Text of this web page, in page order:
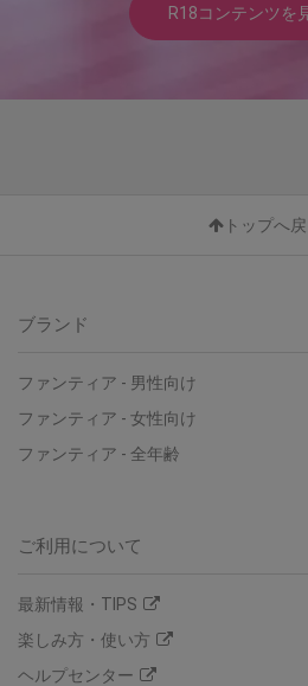
R18コンテンツを
トップへ戻
ブランド
ファンティア - 男性向け
ファンティア - 女性向け
ファンティア - 全年齢
ご利用について
最新情報・TIPS
楽しみ方・使い方
ヘルプセンター